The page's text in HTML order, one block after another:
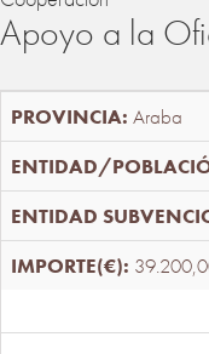
Apoyo a la
Araba